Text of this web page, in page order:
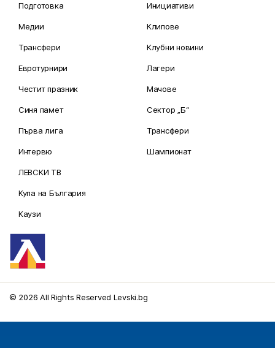
Подготовка
Медии
Трансфери
Евротурнири
Честит празник
Синя памет
Първа лига
Интервю
ЛЕВСКИ ТВ
Купа на България
Каузи
Инициативи
Клипове
Клубни новини
Лагери
Мачове
Сектор „Б“
Трансфери
Шампионат
© 2026 All Rights Reserved Levski.bg